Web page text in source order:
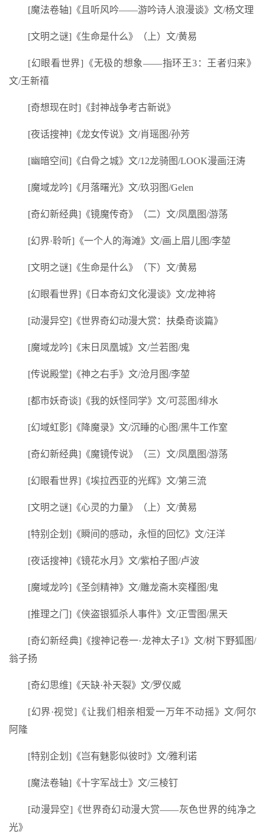
[魔法卷轴]《且听风吟——游吟诗人浪漫谈》文/杨文理
[文明之谜]《生命是什么》（上）文/黄易
[幻眼看世界]《无极的想象——指环王3：王者归来》
文/王新禧
[奇想现在时]《封神战争考古新说》
[夜话搜神]《龙女传说》文/肖瑶图/孙芳
[幽暗空间]《白骨之城》文/12龙骑图/LOOK漫画汪涛
[魔域龙吟]《月落曙光》文/玖羽图/Gelen
[奇幻新经典]《镜魔传奇》（二）文/凤凰图/游荡
[幻界·聆听]《一个人的海滩》文/画上眉儿图/李堃
[文明之谜]《生命是什么》（下）文/黄易
[幻眼看世界]《日本奇幻文化漫谈》文/龙神将
[动漫异空]《世界奇幻动漫大赏：扶桑奇谈篇》
[魔域龙吟]《末日凤凰城》文/兰若图/鬼
[传说殿堂]《神之右手》文/沧月图/李堃
[都市妖奇谈]《我的妖怪同学》文/可蕊图/绯水
[幻域虹影]《降魔录》文/沉睡的心图/黑牛工作室
[奇幻新经典]《魔镜传说》（三）文/凤凰图/游荡
[幻眼看世界]《埃拉西亚的光辉》文/第三流
[文明之谜]《心灵的力量》（上）文/黄易
[特别企划]《瞬间的感动，永恒的回忆》文/汪洋
[夜话搜神]《镜花水月》文/紫柏子图/卢波
[魔域龙吟]《圣剑精神》文/雕龙斋木奕槿图/鬼
[推理之门]《侠盗银狐杀人事件》文/正雪图/黑天
[奇幻新经典]《搜神记卷一·龙神太子1》文/树下野狐图/
翁子扬
[奇幻思维]《天缺·补天裂》文/罗仪威
[幻界·视觉]《让我们相亲相爱一万年不动摇》文/阿尔
阿隆
[特别企划]《岂有魅影似彼时》文/雅利诺
[魔法卷轴]《十字军战士》文/三棱钉
[动漫异空]《世界奇幻动漫大赏——灰色世界的纯净之
光》